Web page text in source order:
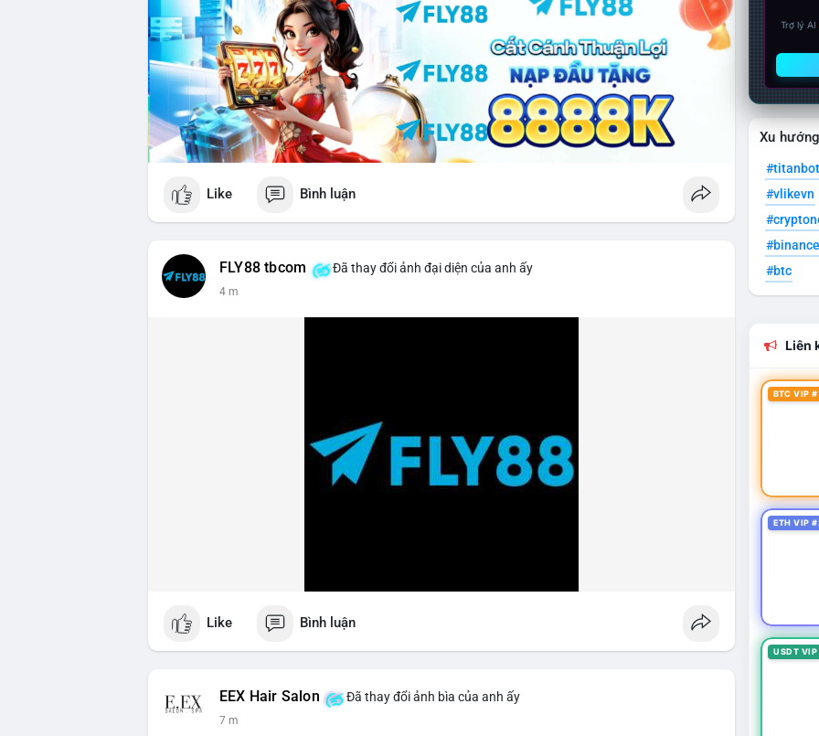
Like Bình luận
FLY88 tbcom Đã thay đổi ảnh đại diện của anh ấy
5 m
Like Bình luận
EEX Hair Salon Đã thay đổi ảnh bìa của anh ấy
7 m
Trợ lý
Xu
#titanbot
#vlikevn
#btc
Liên
BTC VIP
ETH VIP
USDT